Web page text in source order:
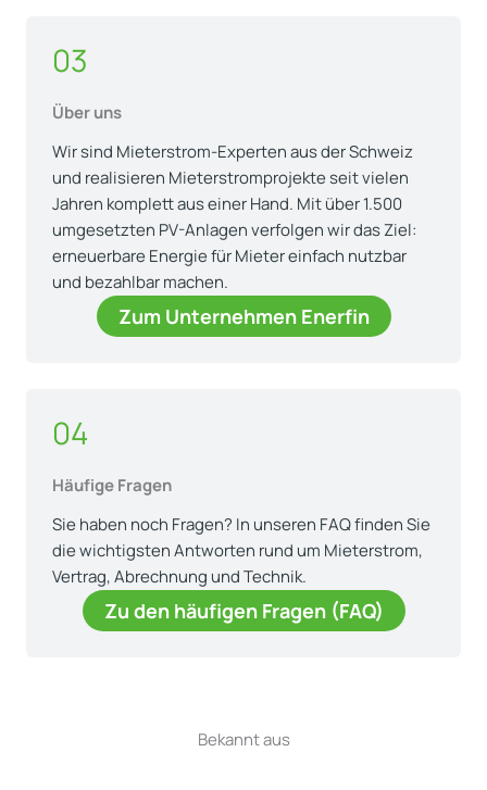
03
Über uns
Wir sind Mieterstrom-Experten aus der Schweiz
und realisieren Mieterstromprojekte seit vielen
Jahren komplett aus einer Hand. Mit über 1.500
umgesetzten PV-Anlagen verfolgen wir das Ziel:
erneuerbare Energie für Mieter einfach nutzbar
und bezahlbar machen.
Zum Unternehmen Enerfin
04
Häufige Fragen
Sie haben noch Fragen? In unseren FAQ finden Sie
die wichtigsten Antworten rund um Mieterstrom,
Vertrag, Abrechnung und Technik.
Zu den häufigen Fragen (FAQ)
Bekannt aus